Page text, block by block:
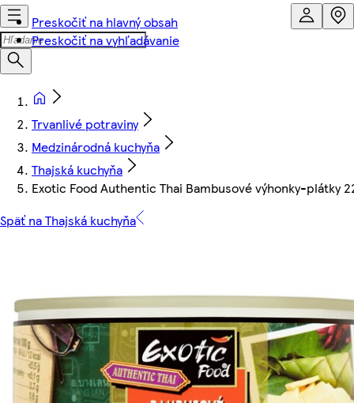
Preskočiť na hlavný obsah
Preskočiť na vyhľadávanie
Trvanlivé potraviny
Medzinárodná kuchyňa
Thajská kuchyňa
Exotic Food Authentic Thai Bambusové výhonky-plátky
Späť na Thajská kuchyňa